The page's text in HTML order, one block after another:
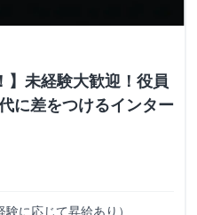
】未経験大歓迎！役員
に差をつけるインター
に応じて昇給あり）